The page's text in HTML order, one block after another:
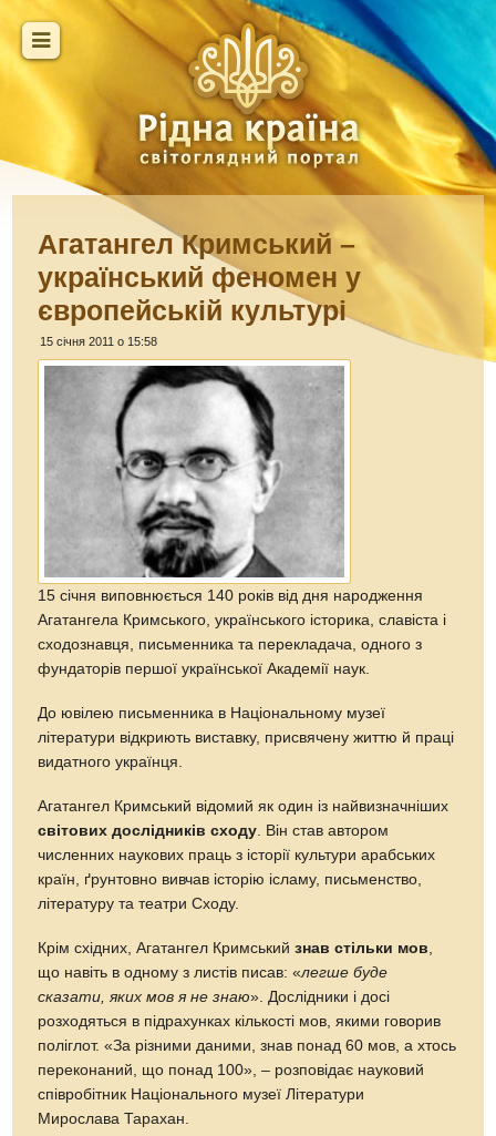
Агатангел Кримський –
український феномен у
європейській культурі
15 січня 2011 о 15:58
15 січня виповнюється 140 років від дня народження
Агатангела Кримського, українського історика, славіста і
сходознавця, письменника та перекладача, одного з
фундаторів першої української Академії наук.
До ювілею письменника в Національному музеї
літератури відкриють виставку, присвячену життю й праці
видатного українця.
Агатангел Кримський відомий як один із найвизначніших
світових дослідників сходу . Він став автором
численних наукових праць з історії культури арабських
країн, ґрунтовно вивчав історію ісламу, письменство,
літературу та театри Сходу.
Крім східних, Агатангел Кримськийзнав стільки мов
що навіть в одному з листів писав: «легше буде
сказати, яких мов я не знаю». Дослідники і досі
розходяться в підрахунках кількості мов, якими говорив
поліглот. «За різними даними, знав понад 60 мов, а хтось
переконаний, що понад 100», – розповідає науковий
співробітник Національного музеї Літератури
Мирослава Тарахан.